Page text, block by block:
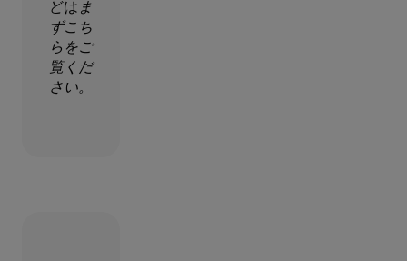
どは ま
ずこち
らをご
覧くだ
さい。